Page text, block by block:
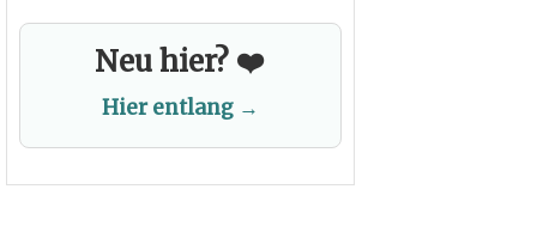
Neu hier? ❤️
Hier entlang →